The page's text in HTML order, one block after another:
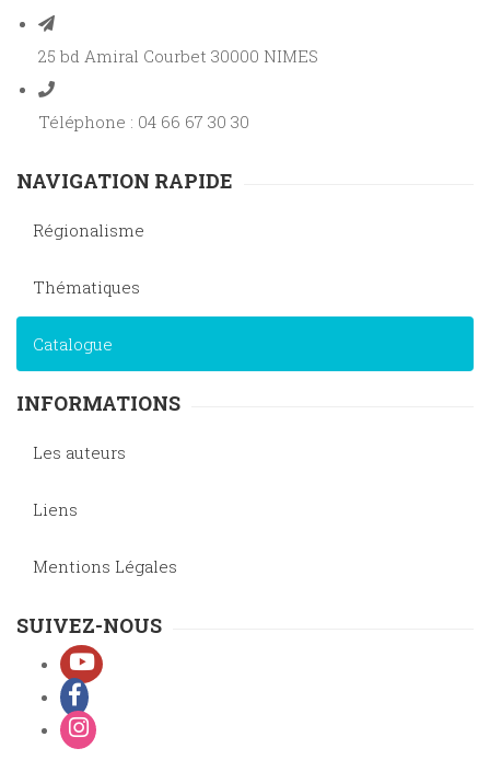
25 bd Amiral Courbet 30000 NIMES
Téléphone : 04 66 67 30 30
NAVIGATION RAPIDE
Régionalisme
Thématiques
Catalogue
INFORMATIONS
Les auteurs
Liens
Mentions Légales
SUIVEZ-NOUS